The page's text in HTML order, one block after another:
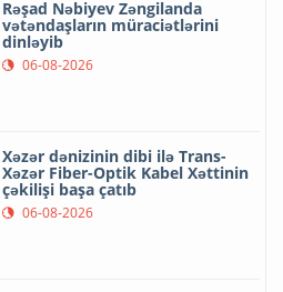
Rəşad Nəbiyev Zəngilanda
vətəndaşların müraciətlərini
dinləyib
06-08-2026
Xəzər dənizinin dibi ilə Trans-
Xəzər Fiber-Optik Kabel Xəttinin
çəkilişi başa çatıb
06-08-2026